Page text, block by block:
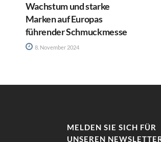
Wachstum und starke
Marken auf Europas
führender Schmuckmesse
8. November 2024
MELDEN SIE SICH FÜR
UNSEREN